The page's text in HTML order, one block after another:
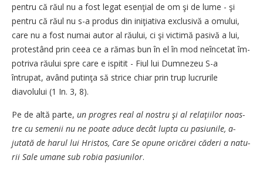
pen­tru că răul nu a fost legat e­sen­ţial de om şi de lume - şi
pentru că răul nu s-a produs din ini­ţia­tiva exclusivă a omului,
care nu a fost numai autor al răului, ci şi victimă pasivă a lui,
pro­tes­tând prin ceea ce a rămas bun în el în mod neîncetat îm­
po­tri­va răului spre care e ispitit - Fi­ul lui Dumnezeu S-a
întrupat, a­v­ând putinţa să strice chiar prin trup lucrurile
diavolului (1 In. 3, 8).
Pe de altă parte, un progres re­­al al nostru şi al relaţiilor noas­­
tre cu semenii nu ne poate a­­du­ce decât lupta cu pasiunile, a­­
jutată de harul lui Hristos, Ca­­re Se opune oricărei căderi a na­tu­
rii Sale umane sub robia pa­siu­nilor.